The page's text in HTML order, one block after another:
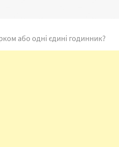
або одні єдині годинник?